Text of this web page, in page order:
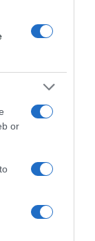
or
9:55
Orario Corse
(2 – 8